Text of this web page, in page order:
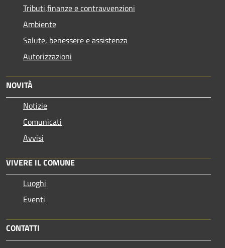
Tributi,finanze e contravvenzioni
Ambiente
Salute, benessere e assistenza
Autorizzazioni
NOVITÀ
Notizie
Comunicati
Avvisi
VIVERE IL COMUNE
Luoghi
Eventi
CONTATTI